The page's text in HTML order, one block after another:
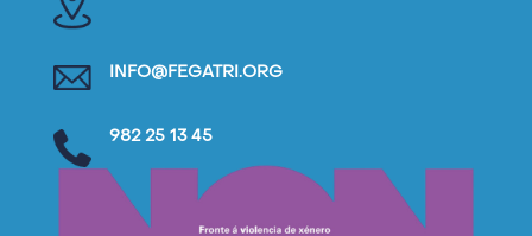
INFO@FEGATRI.ORG
982 25 13 45